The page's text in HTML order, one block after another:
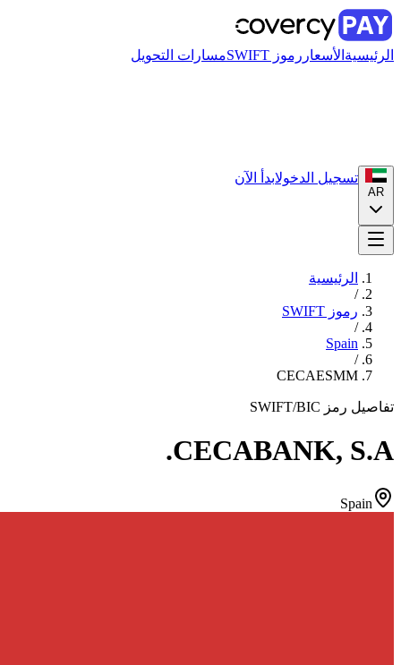
الرئيسية الأسعار رموز SWIFT مسارات التحويل
AR
تسجيل الدخولابدأ الآن
الرئيسية
/
رموز SWIFT
/
Spain
/
CECAESMM
تفاصيل رمز SWIFT/BIC
CECABANK, S.A.
Spain